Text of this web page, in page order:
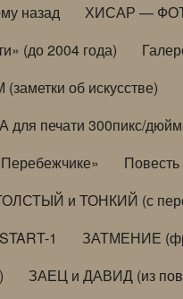
назад
ХИСАР —
(до 2004 года)
об искусстве)
печати 300пикс/дюйм
и ТОНКИЙ (с
1
ЗАТМЕНИЕ
ЗАЕЦ и ДАВИД (из